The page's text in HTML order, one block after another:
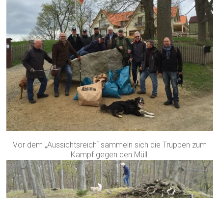
Vor dem „Aussichtsreich“ sammeln sich die Truppen zum
Kampf gegen den Müll.